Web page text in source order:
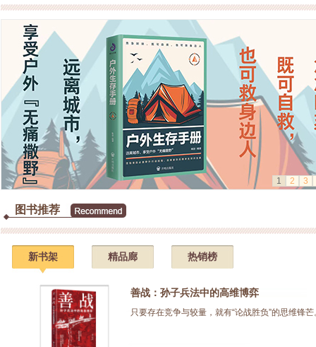
1 2 3
图书推荐
新书架 精品廊 热销榜
善战：孙子兵法中的高维博弈
只要存在竞争与较量，就有“论战胜负”的思维锋芒